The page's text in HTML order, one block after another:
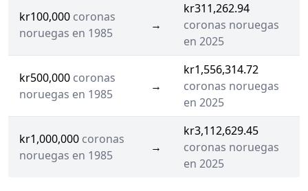
kr100,000 coronas
noruegas en 1985
→
kr311,262.94
coronas noruegas
en 2025
kr500,000 coronas
noruegas en 1985
→
kr1,556,314.72
coronas noruegas
en 2025
kr1,000,000 coronas
noruegas en 1985
→
kr3,112,629.45
coronas noruegas
en 2025